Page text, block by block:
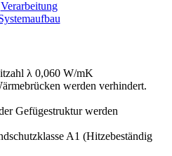
Verarbeitung
λ 0,060 W/mK
werden verhindert.
Gefügestruktur werden
A1 (Hitzebeständig